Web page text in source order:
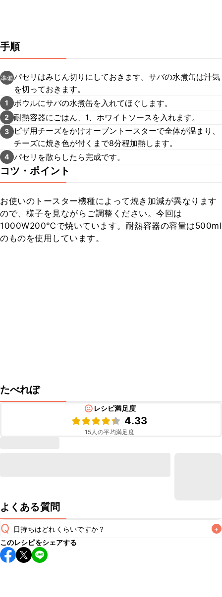
手順
準備パセリはみじん切りにしておきます。サバの水煮缶は汁気
を切っておきます。
1 ボウルにサバの水煮缶を入れてほぐします。
2 耐熱容器にごはん、1、ホワイトソースを入れます。
3
ピザ用チーズをかけオーブントースターで全体が温まり、
チーズに焼き色が付くまで8分程加熱します。
4 パセリを散らしたら完成です。
コツ・ポイント
お使いのトースター機種によって焼き加減が異なります
ので、様子を見ながらご調整ください。今回は
1000W200℃で焼いています。耐熱容器の容量は500ml
のものを使用しています。
たべれぽ
レシピ満足度
4.33
15人の平均満足度
よくある質問
Q 日持ちはどれくらいですか？ +
こちらのレシピは出来たてをお召し上がりいただくことをお
すすめします。
このレシピをシェアする